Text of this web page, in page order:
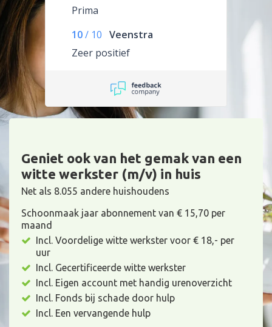
Prima
10/ 10 Veenstra
Zeer positief
Geniet ook van het gemak van een
witte werkster (m/v) in huis
Net als 8.055 andere huishoudens
Schoonmaak jaar abonnement van € 15,70 per
maand
Incl. Voordelige witte werkster voor € 18,- per
uur
Incl. Gecertificeerde witte werkster
Incl. Eigen account met handig urenoverzicht
Incl. Fonds bij schade door hulp
Incl. Een vervangende hulp